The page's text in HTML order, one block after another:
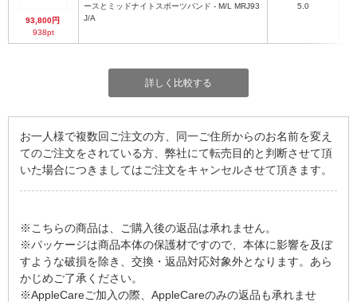
93,800円
938pt
ースとミッドナイトスポーツバンド - M/L MRJ93
J/A
5.0
詳しく比較する
お一人様で複数回ご注文の方、同一ご住所からのお名前を変え
てのご注文をされている方、弊社にて転売目的と判断させて頂
いた場合につきましてはご注文をキャンセルさせて頂きます。
※こちらの商品は、ご購入後の返品は承れません。
※パッケージは商品本体の保護材ですので、本体に影響を及ぼ
すような破損を除き、交換・返品対応対象外となります。あら
かじめご了承ください。
※AppleCareご加入の際、AppleCareのみの返品も承れませ